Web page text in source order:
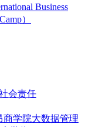
Business
）
会责任
商学院大数据管理